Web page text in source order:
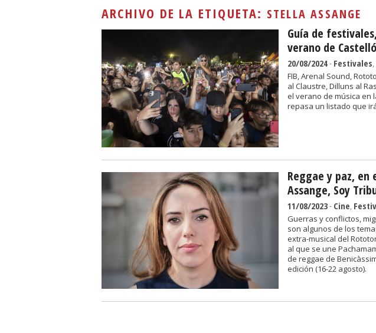
ARCHIVO DE LA ETIQUETA: STELLA ASSANGE
Guía de
verano de
20/08/2024- Festivales,
FIB, Arenal Sound,
al Claustre, Dilluns al
el verano de música en
repasa un listado que
Reggae y paz, en
Assange, Soy
11/08/2023- Cine,
Guerras y conflictos,
son algunos de los
extra-musical del
al que se une
de reggae de
edición (16-22 agosto).